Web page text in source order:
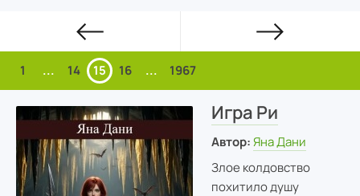
1 ... 14 15 16 ... 1967
Игра Ри
Автор: Яна Дани
Злое колдовство
похитило душу